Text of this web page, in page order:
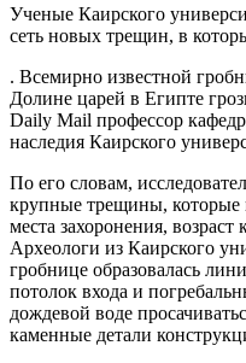
Ученые Каирского
сеть новых трещин, в
. Всемирно известной
Долине царей в Египте
Daily Mail профессор
наследия Каирского
По его словам,
крупные трещины, которые
места захоронения, возраст
Археологи из Каирского
гробнице образовалась
потолок входа и
дождевой воде
каменные детали